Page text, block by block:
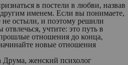
в постели в любви, назвав
именем. Если вы понимаете,
остыли, и поэтому решили
учтите: это путь в
отношения до конца,
новые отношения
Друма, женский психолог